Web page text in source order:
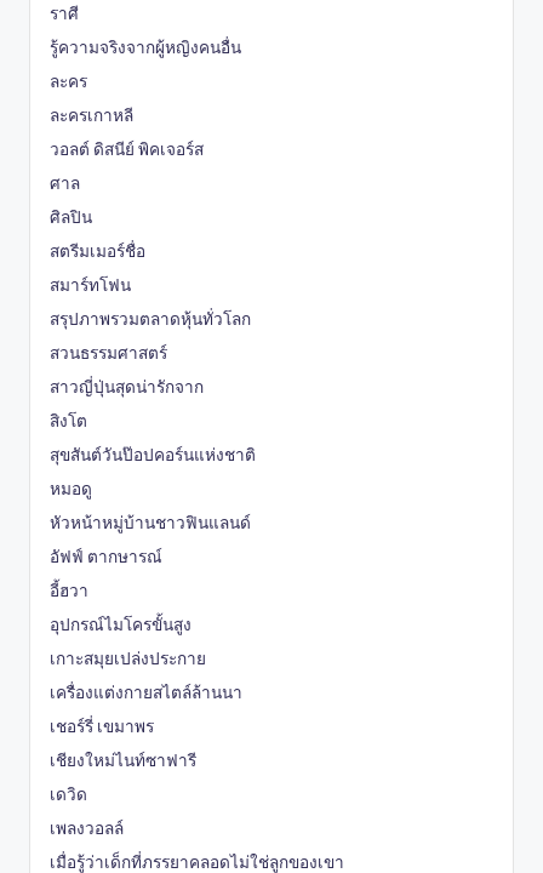
ราศี
รู้ความจริงจากผู้หญิงคนอื่น
ละคร
ละครเกาหลี
วอลต์ ดิสนีย์ พิคเจอร์ส
ศาล
ศิลปิน
สตรีมเมอร์ชื่อ
สมาร์ทโฟน
สรุปภาพรวมตลาดหุ้นทั่วโลก
สวนธรรมศาสตร์
สาวญี่ปุ่นสุดน่ารักจาก
สิงโต
สุขสันต์วันป๊อปคอร์นแห่งชาติ
หมอดู
หัวหน้าหมู่บ้านชาวฟินแลนด์
อัฟฟ์ ตากษารณ์
อี้ฮวา
อุปกรณ์ไมโครขั้นสูง
เกาะสมุยเปล่งประกาย
เครื่องแต่งกายสไตล์ล้านนา
เชอร์รี่ เขมาพร
เชียงใหม่ไนท์ซาฟารี
เดวิด
เพลงวอลล์
เมื่อรู้ว่าเด็กที่ภรรยาคลอดไม่ใช่ลูกของเขา